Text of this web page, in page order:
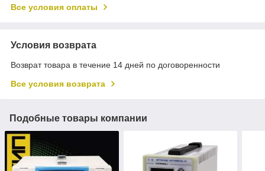
Все условия оплаты
Условия возврата
Возврат товара в течение 14 дней по договоренности
Все условия возврата
Подобные товары компании